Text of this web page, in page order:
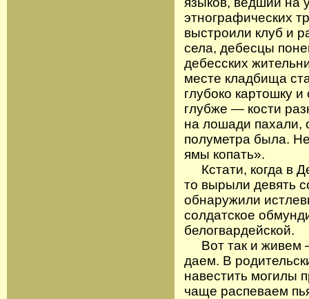
этнографических
выстроили клуб и
села, дебесцы
дебесских
месте кладбища
глубоко картошку
глубже — кости
на лошади пахали,
полуметра была.
ямы копать».
Кстати, когда в
то вырыли девять
обнаружили
солдатское
белогвардейской.
Вот так и живем
даем. В
навестить могилы
чаще распеваем